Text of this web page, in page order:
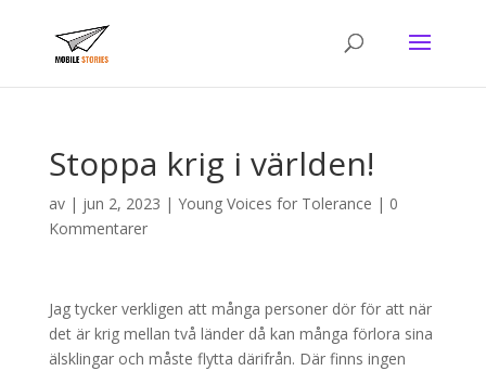
Stoppa krig i världen!
av | jun 2, 2023 | Young Voices for Tolerance | 0
Kommentarer
Jag tycker verkligen att många personer dör för att när
det är krig mellan två länder då kan många förlora sina
älsklingar och måste flytta därifrån. Där finns ingen